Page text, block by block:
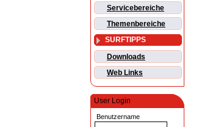
Servicebereiche
Themenbereiche
SURFTIPPS
Downloads
Web Links
User Login
Benutzername